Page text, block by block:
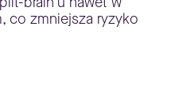
co zmniejsza ryzyko